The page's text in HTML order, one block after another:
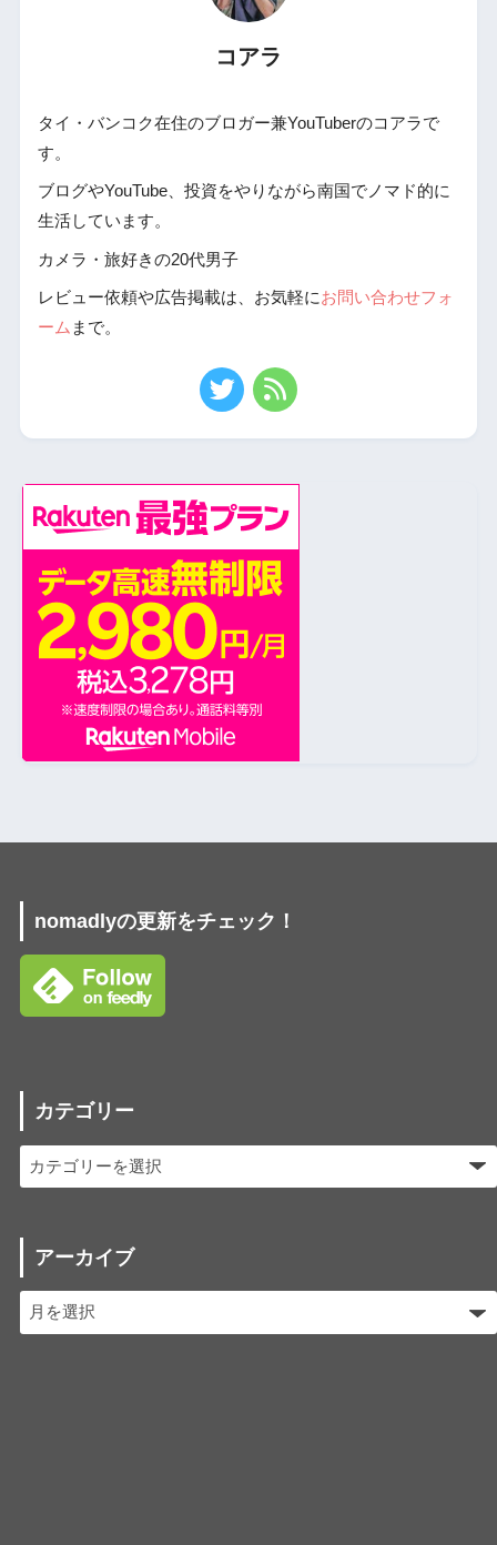
コアラ
タイ・バンコク在住のブロガー兼YouTuberのコアラで
す。
ブログやYouTube、投資をやりながら南国でノマド的に
生活しています。
カメラ・旅好きの20代男子
レビュー依頼や広告掲載は、お気軽にお問い合わせフォ
ーム まで。
nomadlyの更新をチェック！
カテゴリー
アーカイブ